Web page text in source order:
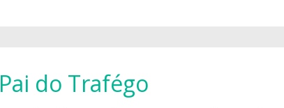
do Trafégo